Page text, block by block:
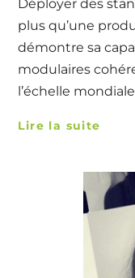
Déployer des
plus qu’une
démontre sa
modulaires
l’échelle
Lire la suite